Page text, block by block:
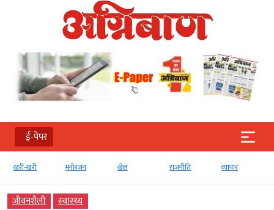
ई-पेपर
खरी-खरी मनोरंजन खेल राजनीति व्‍यापार
जीवनशैली स्‍वास्‍थ्‍य